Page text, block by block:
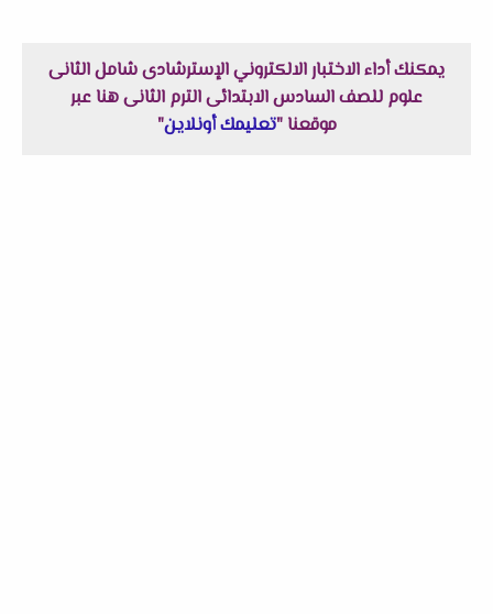
يمكنك أداء الاختبار الالكتروني الإسترشادى شامل الثانى
علوم للصف السادس الابتدائى الترم الثانى هنا عبر
موقعنا "تعليمك أونلاين"